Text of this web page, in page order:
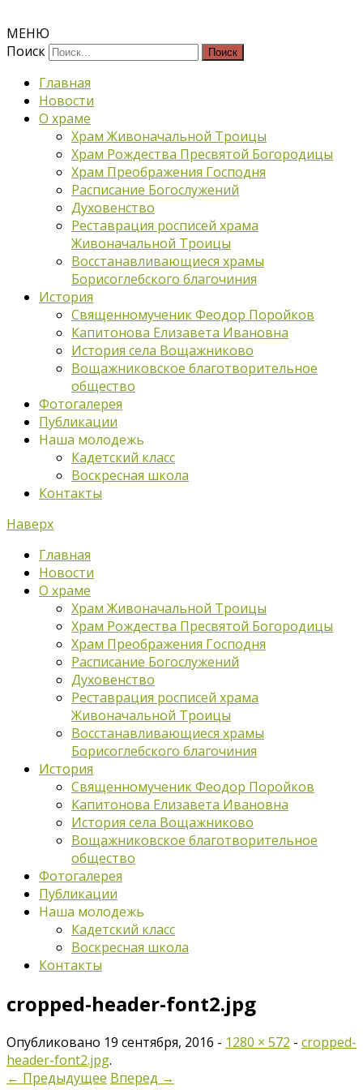
МЕНЮ
Поиск
Главная
Новости
О храме
Храм Живоначальной Троицы
Храм Рождества Пресвятой Богородицы
Храм Преображения Господня
Расписание Богослужений
Духовенство
Реставрация росписей храма
Живоначальной Троицы
Восстанавливающиеся храмы
Борисоглебского благочиния
История
Священномученик Феодор Поройков
Капитонова Елизавета Ивановна
История села Вощажниково
Вощажниковское благотворительное
общество
Фотогалерея
Публикации
Наша молодежь
Кадетский класс
Воскресная школа
Контакты
Наверх
Главная
Новости
О храме
Храм Живоначальной Троицы
Храм Рождества Пресвятой Богородицы
Храм Преображения Господня
Расписание Богослужений
Духовенство
Реставрация росписей храма
Живоначальной Троицы
Восстанавливающиеся храмы
Борисоглебского благочиния
История
Священномученик Феодор Поройков
Капитонова Елизавета Ивановна
История села Вощажниково
Вощажниковское благотворительное
общество
Фотогалерея
Публикации
Наша молодежь
Кадетский класс
Воскресная школа
Контакты
cropped-header-font2.jpg
Опубликовано 19 сентября, 2016 - 1280 × 572 - cropped-
header-font2.jpg.
← Предыдущее Вперед →